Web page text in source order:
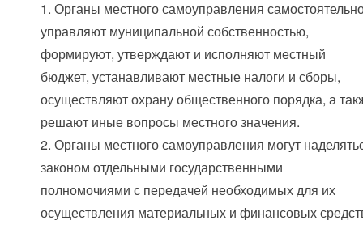
1. Органы местного самоуправления
управляют муниципальной собственностью,
формируют, утверждают и исполняют местный
бюджет, устанавливают местные налоги и сборы,
осуществляют охрану общественного порядка, а
решают иные вопросы местного значения.
2. Органы местного самоуправления могут
законом отдельными государственными
полномочиями с передачей необходимых для их
осуществления материальных и финансовых